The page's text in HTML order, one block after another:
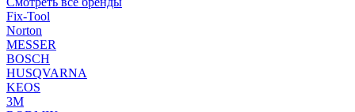
Fix-Tool
Norton
MESSER
BOSCH
HUSQVARNA
KEOS
3М